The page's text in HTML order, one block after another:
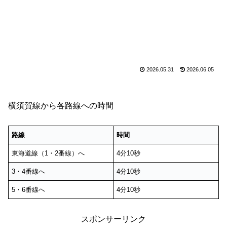
2026.05.31 2026.06.05
横須賀線から各路線への時間
路線 時間
東海道線（1・2番線）へ 4分10秒
3・4番線へ 4分10秒
5・6番線へ 4分10秒
スポンサーリンク